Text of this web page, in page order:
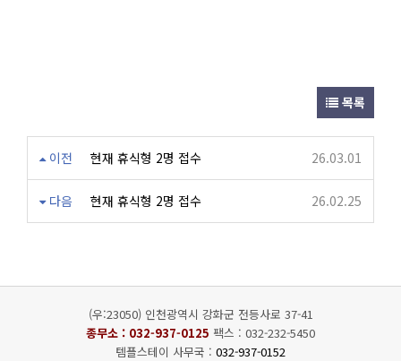
목록
이전 현재 휴식형 2명 접수 26.03.01
다음 현재 휴식형 2명 접수 26.02.25
(우:23050) 인천광역시 강화군 전등사로 37-41
종무소 : 032-937-0125 팩스 : 032-232-5450
템플스테이 사무국 : 032-937-0152